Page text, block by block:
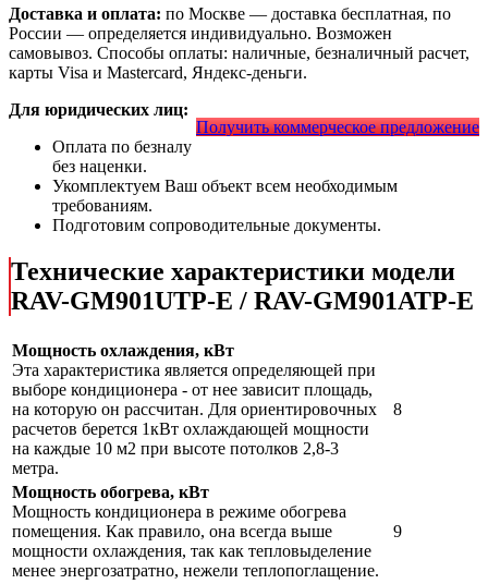
Доставка и оплата: по Москве — доставка бесплатная, по
России — определяется индивидуально. Возможен
самовывоз. Способы оплаты: наличные, безналичный расчет,
карты Visa и Mastercard, Яндекс-деньги.
Получить коммерческое предложение
Для юридических лиц:
Оплата по безналу
без наценки.
Укомплектуем Ваш объект всем необходимым
требованиям.
Подготовим сопроводительные документы.
Технические характеристики модели
RAV-GM901UTP-E / RAV-GM901ATP-E
Мощность охлаждения, кВт
Эта характеристика является определяющей при
выборе кондиционера - от нее зависит площадь,
на которую он рассчитан. Для ориентировочных
расчетов берется 1кВт охлаждающей мощности
на каждые 10 м2 при высоте потолков 2,8-3
метра.
8
Мощность обогрева, кВт
Мощность кондиционера в режиме обогрева
помещения. Как правило, она всегда выше
мощности охлаждения, так как тепловыделение
менее энергозатратно, нежели теплопоглащение.
9